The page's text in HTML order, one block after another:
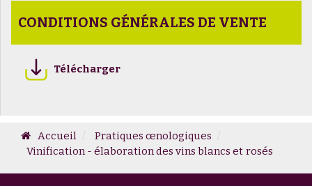
CONDITIONS GÉNÉRALES DE VENTE
Télécharger
Accueil
Pratiques œnologiques
Vinification - élaboration des vins blancs et rosés